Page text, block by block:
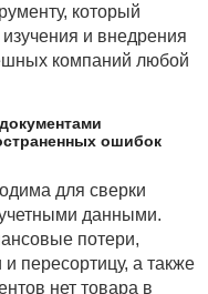
который
и внедрения
компаний любой
ошибок
для сверки
данными.
потери,
пересортицу, а также
нет товара в